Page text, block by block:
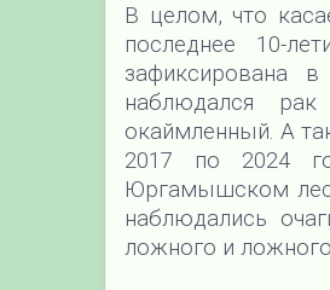
В целом, что
последнее 10-
зафиксирована
наблюдался
окаймленный. А
2017 по 2024
Юргамышском
наблюдались
ложного и